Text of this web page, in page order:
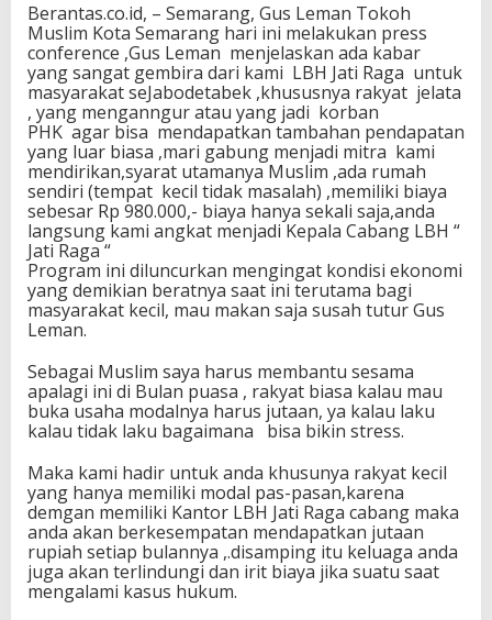
Berantas.co.id, – Semarang, Gus Leman Tokoh
Muslim Kota Semarang hari ini melakukan press
conference ,Gus Leman menjelaskan ada kabar
yang sangat gembira dari kami LBH Jati Raga untuk
masyarakat seJabodetabek ,khususnya rakyat jelata
, yang menganngur atau yang jadi korban
PHK agar bisa mendapatkan tambahan pendapatan
yang luar biasa ,mari gabung menjadi mitra kami
mendirikan,syarat utamanya Muslim ,ada rumah
sendiri (tempat kecil tidak masalah) ,memiliki biaya
sebesar Rp 980.000,- biaya hanya sekali saja,anda
langsung kami angkat menjadi Kepala Cabang LBH “
Jati Raga “
Program ini diluncurkan mengingat kondisi ekonomi
yang demikian beratnya saat ini terutama bagi
masyarakat kecil, mau makan saja susah tutur Gus
Leman.
Sebagai Muslim saya harus membantu sesama
apalagi ini di Bulan puasa , rakyat biasa kalau mau
buka usaha modalnya harus jutaan, ya kalau laku
kalau tidak laku bagaimana bisa bikin stress.
Maka kami hadir untuk anda khusunya rakyat kecil
yang hanya memiliki modal pas-pasan,karena
demgan memiliki Kantor LBH Jati Raga cabang maka
anda akan berkesempatan mendapatkan jutaan
rupiah setiap bulannya ,.disamping itu keluaga anda
juga akan terlindungi dan irit biaya jika suatu saat
mengalami kasus hukum.